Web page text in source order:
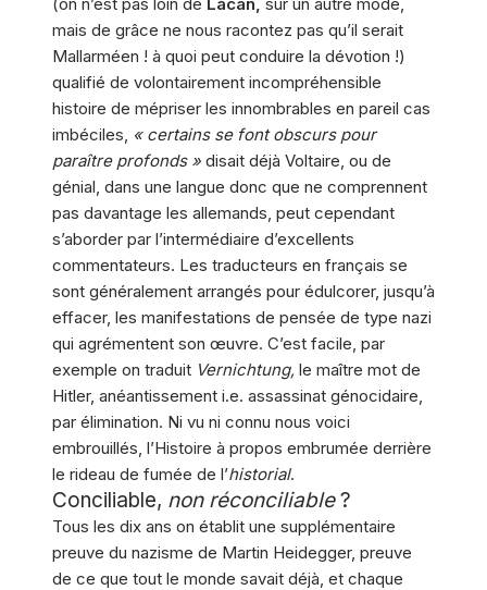
mais de grâce ne nous racontez pas qu’il serait
Mallarméen ! à quoi peut conduire la dévotion !)
qualifié de volontairement incompréhensible
histoire de mépriser les innombrables en pareil cas
imbéciles, « certains se font obscurs pour
paraître profonds » disait déjà Voltaire, ou de
génial, dans une langue donc que ne comprennent
pas davantage les allemands, peut cependant
s’aborder par l’intermédiaire d’excellents
commentateurs. Les traducteurs en français se
sont généralement arrangés pour édulcorer, jusqu’à
effacer, les manifestations de pensée de type nazi
qui agrémentent son œuvre. C’est facile, par
exemple on traduit Vernichtung, le maître mot de
Hitler, anéantissement i.e. assassinat génocidaire,
par élimination. Ni vu ni connu nous voici
embrouillés, l’Histoire à propos embrumée derrière
le rideau de fumée de l’historial.
Conciliable, non réconciliable?
Tous les dix ans on établit une supplémentaire
preuve du nazisme de Martin Heidegger, preuve
de ce que tout le monde savait déjà, et chaque